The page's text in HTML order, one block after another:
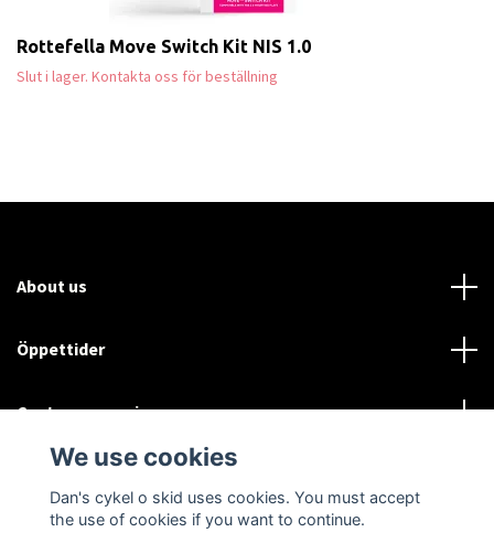
Rottefella Move Switch Kit NIS 1.0
Slut i lager. Kontakta oss för beställning
About us
Öppettider
Customer service
We use cookies
Dan's cykel o skid uses cookies. You must accept
the use of cookies if you want to continue.